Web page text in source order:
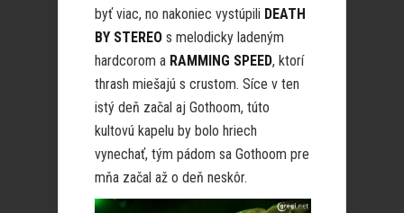
byť viac, no nakoniec vystúpili DEATH
BY STEREO s melodicky ladeným
hardcorom a RAMMING SPEED, ktorí
thrash miešajú s crustom. Síce v ten
istý deň začal aj Gothoom, túto
kultovú kapelu by bolo hriech
vynechať, tým pádom sa Gothoom pre
mňa začal až o deň neskôr.